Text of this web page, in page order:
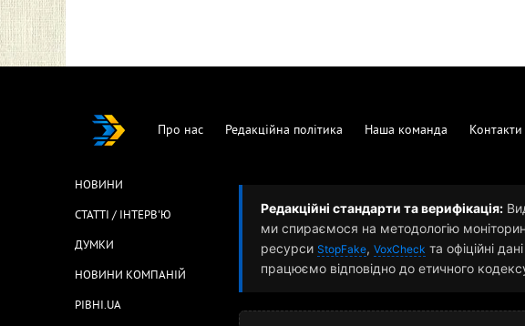
Про нас Редакційна політика Наша команда Контакти
НОВИНИ
СТАТТІ / ІНТЕРВ'Ю
ДУМКИ
НОВИНИ КОМПАНІЙ
РІВНІ.UA
Редакційні стандарти та верифікація:
ми спираємося на методологію
ресурси StopFake, VoxCheck та офіційні
працюємо відповідно до етичного